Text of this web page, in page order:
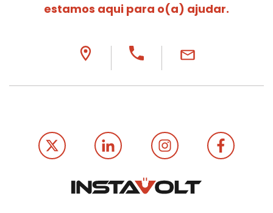
estamos aqui para o(a) ajudar.